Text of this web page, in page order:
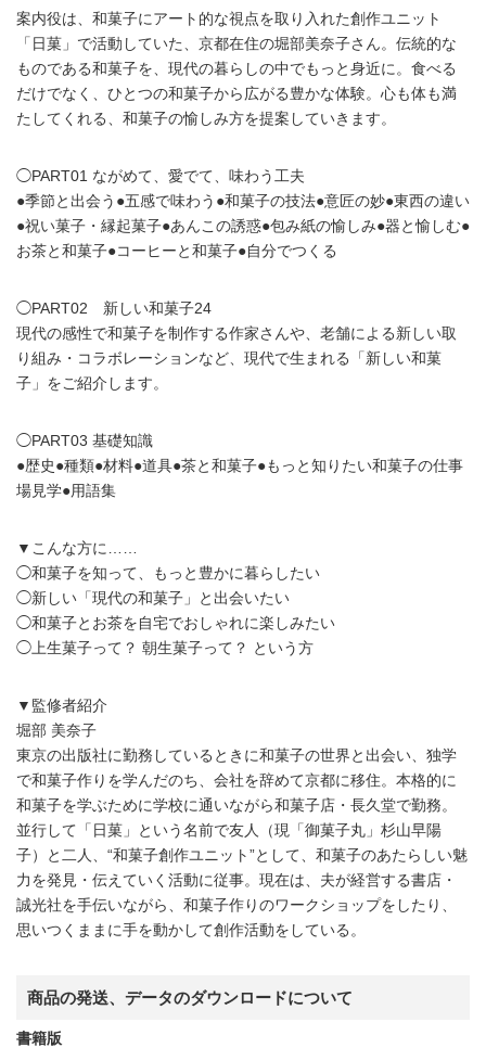
案内役は、和菓子にアート的な視点を取り入れた創作ユニット
「日菓」で活動していた、京都在住の堀部美奈子さん。伝統的な
ものである和菓子を、現代の暮らしの中でもっと身近に。食べる
だけでなく、ひとつの和菓子から広がる豊かな体験。心も体も満
たしてくれる、和菓子の愉しみ方を提案していきます。
◯PART01 ながめて、愛でて、味わう工夫
●季節と出会う●五感で味わう●和菓子の技法●意匠の妙●東西の違い
●祝い菓子・縁起菓子●あんこの誘惑●包み紙の愉しみ●器と愉しむ●
お茶と和菓子●コーヒーと和菓子●自分でつくる
◯PART02 新しい和菓子24
現代の感性で和菓子を制作する作家さんや、老舗による新しい取
り組み・コラボレーションなど、現代で生まれる「新しい和菓
子」をご紹介します。
◯PART03 基礎知識
●歴史●種類●材料●道具●茶と和菓子●もっと知りたい和菓子の仕事
場見学●用語集
▼こんな方に……
◯和菓子を知って、もっと豊かに暮らしたい
◯新しい「現代の和菓子」と出会いたい
◯和菓子とお茶を自宅でおしゃれに楽しみたい
◯上生菓子って？ 朝生菓子って？ という方
▼監修者紹介
堀部 美奈子
東京の出版社に勤務しているときに和菓子の世界と出会い、独学
で和菓子作りを学んだのち、会社を辞めて京都に移住。本格的に
和菓子を学ぶために学校に通いながら和菓子店・長久堂で勤務。
並行して「日菓」という名前で友人（現「御菓子丸」杉山早陽
子）と二人、“和菓子創作ユニット”として、和菓子のあたらしい魅
力を発見・伝えていく活動に従事。現在は、夫が経営する書店・
誠光社を手伝いながら、和菓子作りのワークショップをしたり、
思いつくままに手を動かして創作活動をしている。
商品の発送、データのダウンロードについて
書籍版